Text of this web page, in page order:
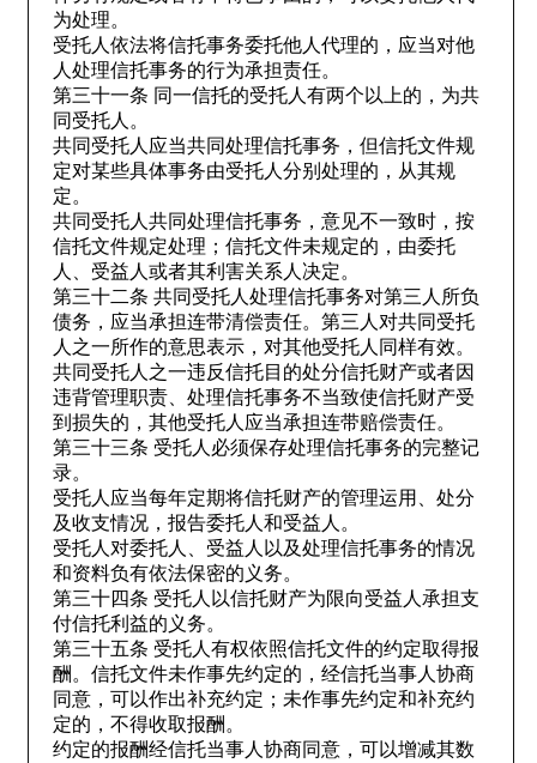
为处理。
受托人依法将信托事务委托他人代理的，应当对他
人处理信托事务的行为承担责任。
第三十一条 同一信托的受托人有两个以上的，为共
同受托人。
共同受托人应当共同处理信托事务，但信托文件规
定对某些具体事务由受托人分别处理的，从其规
定。
共同受托人共同处理信托事务，意见不一致时，按
信托文件规定处理；信托文件未规定的，由委托
人、受益人或者其利害关系人决定。
第三十二条 共同受托人处理信托事务对第三人所负
债务，应当承担连带清偿责任。第三人对共同受托
人之一所作的意思表示，对其他受托人同样有效。
共同受托人之一违反信托目的处分信托财产或者因
违背管理职责、处理信托事务不当致使信托财产受
到损失的，其他受托人应当承担连带赔偿责任。
第三十三条 受托人必须保存处理信托事务的完整记
录。
受托人应当每年定期将信托财产的管理运用、处分
及收支情况，报告委托人和受益人。
受托人对委托人、受益人以及处理信托事务的情况
和资料负有依法保密的义务。
第三十四条 受托人以信托财产为限向受益人承担支
付信托利益的义务。
第三十五条 受托人有权依照信托文件的约定取得报
酬。信托文件未作事先约定的，经信托当事人协商
同意，可以作出补充约定；未作事先约定和补充约
定的，不得收取报酬。
约定的报酬经信托当事人协商同意，可以增减其数